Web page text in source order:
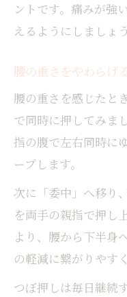
ントです。痛みが強
えるようにしましょう
腰の重さをやわらげ
腰の重さを感じたと
で同時に押してみま
指の腹で左右同時に
ープします。
次に「委中」へ移り
を両手の親指で押し
より、腰から下半身
の軽減に繋がりやす
つぼ押しは毎日継続